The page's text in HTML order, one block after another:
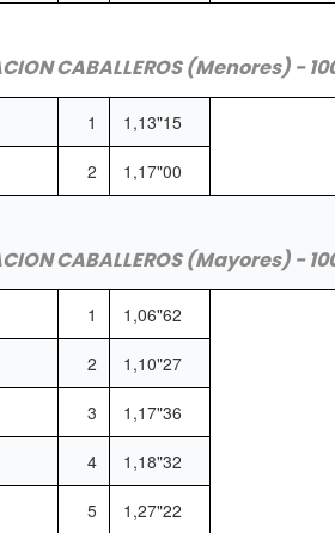
CABALLEROS (Menores) -
1 1,13"15
2 1,17"00
CABALLEROS (Mayores) -
1 1,06"62
2 1,10"27
3 1,17"36
4 1,18"32
5 1,27"22